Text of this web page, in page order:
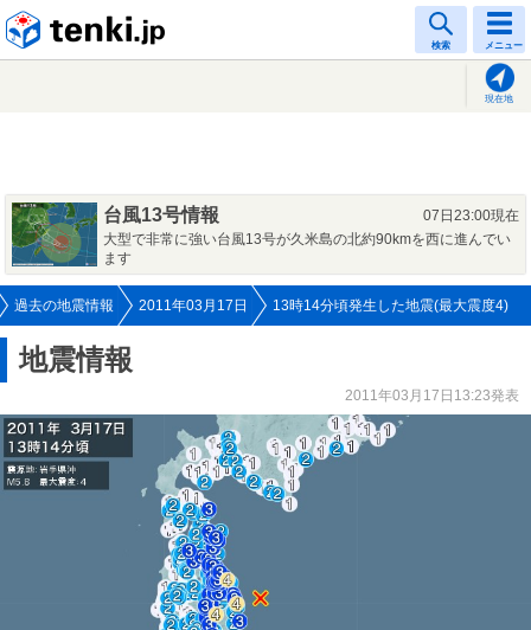
検索 メニュー
現在地
台風13号情報
07日23:00現在
大型で非常に強い台風13号が久米島の北約90kmを西に進んでい
ます
過去の地震情報 2011年03月17日 13時14分頃発生した地震(最大震度4)
地震情報
2011年03月17日13:23発表